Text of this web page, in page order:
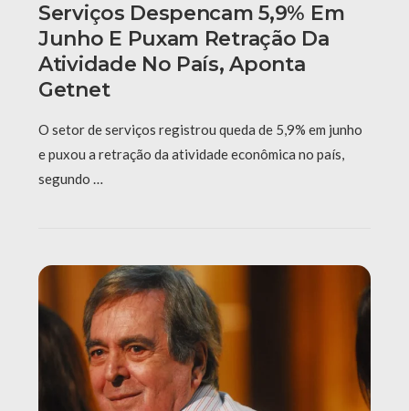
Serviços Despencam 5,9% Em
Junho E Puxam Retração Da
Atividade No País, Aponta
Getnet
O setor de serviços registrou queda de 5,9% em junho
e puxou a retração da atividade econômica no país,
segundo …